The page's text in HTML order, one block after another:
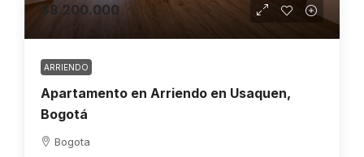
$8.200.000
ARRIENDO
Apartamento en Arriendo en Usaquen,
Bogotá
Bogota